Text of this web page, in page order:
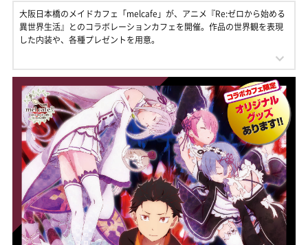
大阪日本橋のメイドカフェ「melcafe」が、アニメ『Re:ゼロから始める
異世界生活』とのコラボレーションカフェを開催。作品の世界観を表現
した内装や、各種プレゼントを用意。